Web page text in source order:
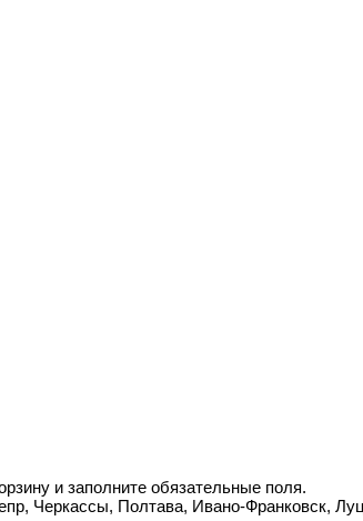
и заполните обязательные поля.
Черкассы, Полтава, Ивано-Франковск,